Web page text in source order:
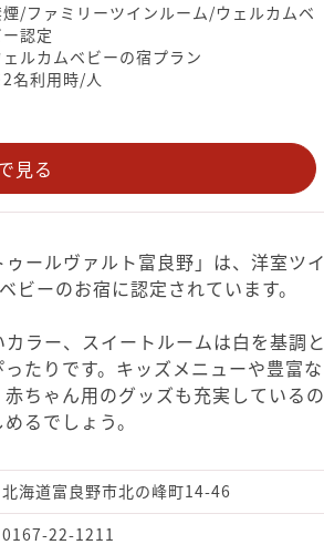
煙/ファミリーツインルーム/ウェルカムベ
ー認定
ェルカムベビーの宿プラン
名利用時/人
見る
ールヴァルト富良野」は、洋室ツイ
ーのお宿に認定されています。
ラー、スイートルームは白を基調と
たりです。キッズメニューや豊富な
ちゃん用のグッズも充実しているの
るでしょう。
北海道富良野市北の峰町14-46
0167-22-1211